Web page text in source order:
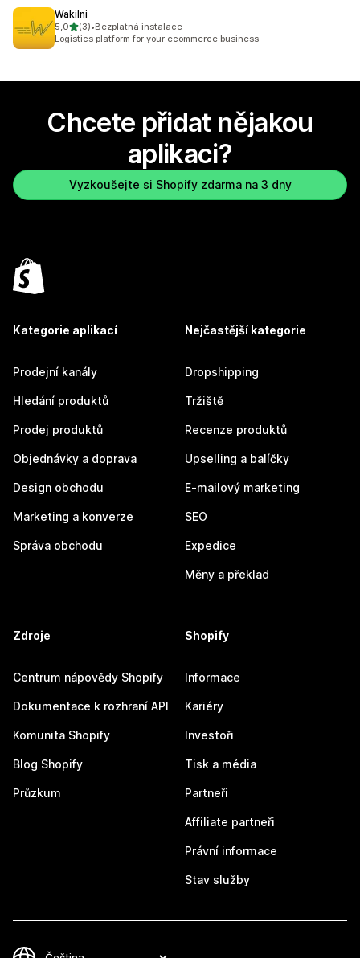
Wakilni
5,0z 5 hvězd
(3)
Celkový počet recenzí: 3
•Bezplatná instalace
Logistics platform for your ecommerce business
Chcete přidat nějakou
aplikaci?
Vyzkoušejte si Shopify zdarma na 3 dny
Kategorie aplikací
Prodejní kanály
Hledání produktů
Prodej produktů
Objednávky a doprava
Design obchodu
Marketing a konverze
Správa obchodu
Nejčastější kategorie
Dropshipping
Tržiště
Recenze produktů
Upselling a balíčky
E-mailový marketing
SEO
Expedice
Měny a překlad
Zdroje
Centrum nápovědy Shopify
Dokumentace k rozhraní API
Komunita Shopify
Blog Shopify
Průzkum
Shopify
Informace
Kariéry
Investoři
Tisk a média
Partneři
Affiliate partneři
Právní informace
Stav služby